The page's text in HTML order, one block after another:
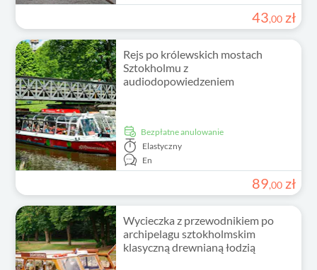
43,00 zł
Rejs po królewskich mostach
Sztokholmu z
audiodopowiedzeniem
Bezpłatne anulowanie
Elastyczny
En
89,00 zł
Wycieczka z przewodnikiem po
archipelagu sztokholmskim
klasyczną drewnianą łodzią